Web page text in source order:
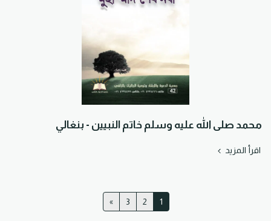
محمد صلى الله عليه وسلم خاتم النبيين - بنغالي
اقرأ المزيد
1
2
3
»